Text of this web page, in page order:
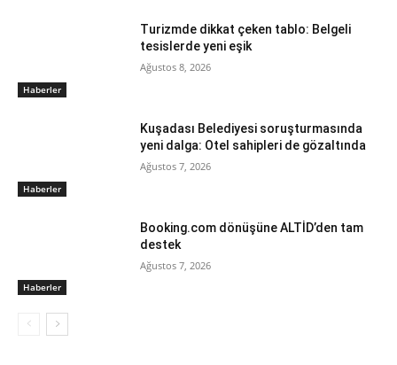
Haberler
Turizmde dikkat çeken tablo: Belgeli
tesislerde yeni eşik
Ağustos 8, 2026
Haberler
Kuşadası Belediyesi soruşturmasında
yeni dalga: Otel sahipleri de gözaltında
Ağustos 7, 2026
Haberler
Booking.com dönüşüne ALTİD’den tam
destek
Ağustos 7, 2026